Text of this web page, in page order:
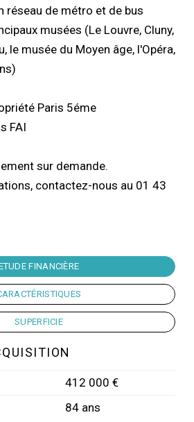
réseau de métro et de bus
musées (Le Louvre, Cluny,
le musée du Moyen âge, l'Opéra,
Paris 5éme
FAI
sur demande.
contactez-nous au 01 43
FINANCIÈRE
SUPERFICIE
412 000 €
84 ans